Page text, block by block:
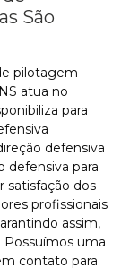
São
pilotagem
atua no
para
defensiva
defensiva para
satisfação dos
profissionais
assim,
Possuímos uma
contato para